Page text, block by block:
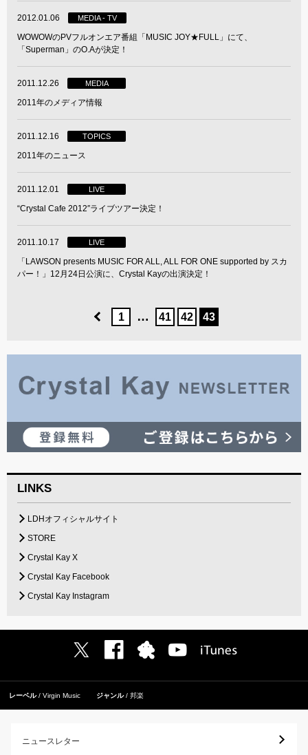
2012.01.06 MEDIA - TV
WOWOWのPVフルオンエア番組「MUSIC JOY★FULL」にて、
「Superman」のO.Aが決定！
2011.12.26 MEDIA
2011年のメディア情報
2011.12.16 TOPICS
2011年のニュース
2011.12.01 LIVE
“Crystal Cafe 2012″ライブツアー決定！
2011.10.17 LIVE
「LAWSON presents MUSIC FOR ALL, ALL FOR ONE supported by スカ
パー！」12月24日公演に、Crystal Kayの出演決定！
1 … 41 42 43
LINKS
LDHオフィシャルサイト
STORE
Crystal Kay X
Crystal Kay Facebook
Crystal Kay Instagram
レーベル Virgin Music ジャンル 邦楽
ニュースレター